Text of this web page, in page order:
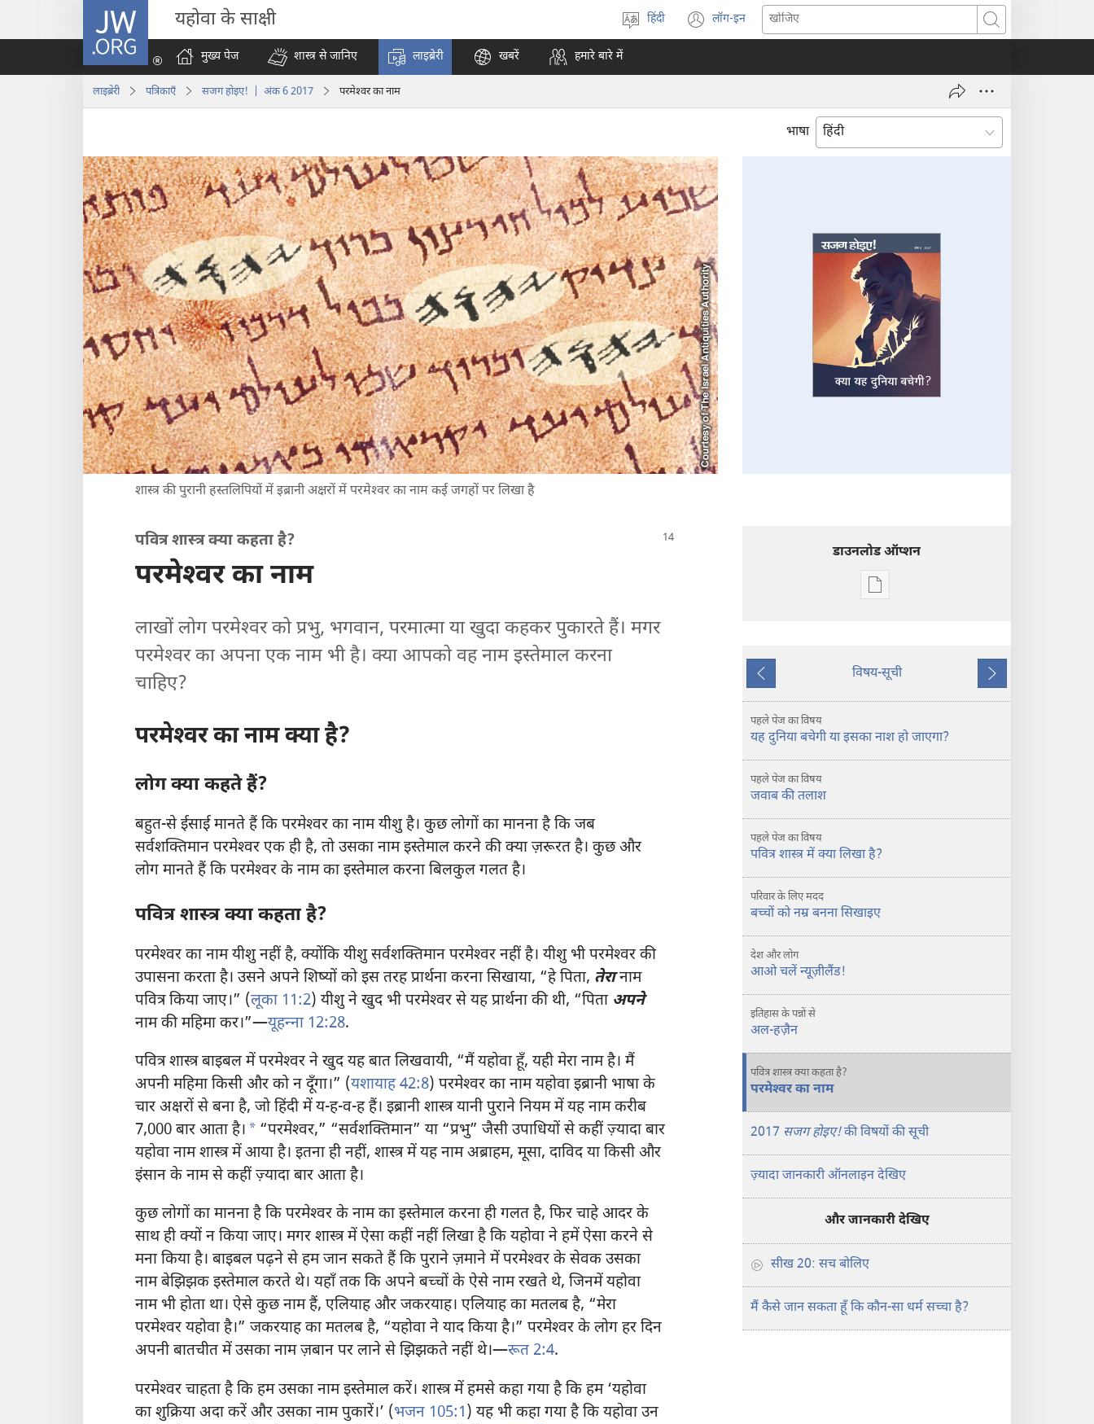
JW.ORG यहोवा के साक्षी
भाषा
चुनें
हिंदी लॉग-इन
(opens
new
खोजिए
मुख्य पेज शास्त्र से जानिए लाइब्रेरी खबरें हमारे बारे में
लाइब्रेरी पत्रिकाएँ सजग होइए‍! | अंक 6 2017 परमेश्‍वर का नाम
भाषा
शास्त्र की पुरानी हस्तलिपियों में इब्रानी अक्षरों में परमेश्‍वर का नाम कई जगहों पर लिखा है
पवित्र शास्त्र क्या कहता है?
परमेश्‍वर का नाम
लाखों लोग परमेश्‍वर को प्रभु, भगवान, परमात्मा या खुदा कहकर पुकारते हैं। मगर
परमेश्‍वर का अपना एक नाम भी है। क्या आपको वह नाम इस्तेमाल करना
चाहिए?
परमेश्‍वर का नाम क्या है?
लोग क्या कहते हैं?
बहुत-से ईसाई मानते हैं कि परमेश्‍वर का नाम यीशु है। कुछ लोगों का मानना है कि जब
सर्वशक्‍तिमान परमेश्‍वर एक ही है, तो उसका नाम इस्तेमाल करने की क्या ज़रूरत है। कुछ और
लोग मानते हैं कि परमेश्‍वर के नाम का इस्तेमाल करना बिलकुल गलत है।
पवित्र शास्त्र क्या कहता है?
परमेश्‍वर का नाम यीशु नहीं है, क्योंकि यीशु सर्वशक्‍तिमान परमेश्‍वर नहीं है। यीशु भी परमेश्‍वर की
उपासना करता है। उसने अपने शिष्यों को इस तरह प्रार्थना करना सिखाया, “हे पिता, तेरानाम
पवित्र किया जाए।” (लूका 11:2) यीशु ने खुद भी परमेश्‍वर से यह प्रार्थना की थी, “पिता अपने
नाम की महिमा कर।”—यूहन्‍ना 12:28.
पवित्र शास्त्र बाइबल में परमेश्‍वर ने खुद यह बात लिखवायी, “मैं यहोवा हूँ, यही मेरा नाम है। मैं
अपनी महिमा किसी और को न दूँगा।” (यशायाह 42:8) परमेश्‍वर का नाम यहोवा इब्रानी भाषा के
चार अक्षरों से बना है, जो हिंदी में य-ह-व-ह हैं। इब्रानी शास्त्र यानी पुराने नियम में यह नाम करीब
7,000 बार आता है। a “परमेश्‍वर,” “सर्वशक्‍तिमान” या “प्रभु” जैसी उपाधियों से कहीं ज़्यादा बार
यहोवा नाम शास्त्र में आया है। इतना ही नहीं, शास्त्र में यह नाम अब्राहम, मूसा, दाविद या किसी और
इंसान के नाम से कहीं ज़्यादा बार आता है।
कुछ लोगों का मानना है कि परमेश्‍वर के नाम का इस्तेमाल करना ही गलत है, फिर चाहे आदर के
साथ ही क्यों न किया जाए। मगर शास्त्र में ऐसा कहीं नहीं लिखा है कि यहोवा ने हमें ऐसा करने से
मना किया है। बाइबल पढ़ने से हम जान सकते हैं कि पुराने ज़माने में परमेश्‍वर के सेवक उसका
नाम बेझिझक इस्तेमाल करते थे। यहाँ तक कि अपने बच्चों के ऐसे नाम रखते थे, जिनमें यहोवा
नाम भी होता था। ऐसे कुछ नाम हैं, एलियाह और जकरयाह। एलियाह का मतलब है, “मेरा
परमेश्‍वर यहोवा है।” जकरयाह का मतलब है, “यहोवा ने याद किया है।” परमेश्‍वर के लोग हर दिन
अपनी बातचीत में उसका नाम ज़बान पर लाने से झिझकते नहीं थे।—रूत 2:4.
परमेश्‍वर चाहता है कि हम उसका नाम इस्तेमाल करें। शास्त्र में हमसे कहा गया है कि हम ‘यहोवा
का शुक्रिया अदा करें और उसका नाम पुकारें।’ (भजन 105:1 ) यह भी कहा गया है कि यहोवा उन
डाउनलोड ऑप्शन
डिजिटल
सजग
यह
पिछला
विषय-सूची
अगला
पहले पेज का विषय
यह दुनिया बचेगी या इसका नाश हो जाएगा?
पहले पेज का विषय
जवाब की तलाश
पहले पेज का विषय
पवित्र शास्त्र में क्या लिखा है?
परिवार के लिए मदद
बच्चों को नम्र बनना सिखाइए
देश और लोग
आओ चलें न्यूज़ीलैंड!
इतिहास के पन्नों से
अल-हज़ैन
पवित्र शास्त्र क्या कहता है?
परमेश्‍वर का नाम
2017 सजग होइए!की विषयों की सूची
ज़्यादा जानकारी ऑनलाइन देखिए
और जानकारी देखिए
सीख 20: सच बोलिए
मैं कैसे जान सकता हूँ कि कौन-सा धर्म सच्चा है?